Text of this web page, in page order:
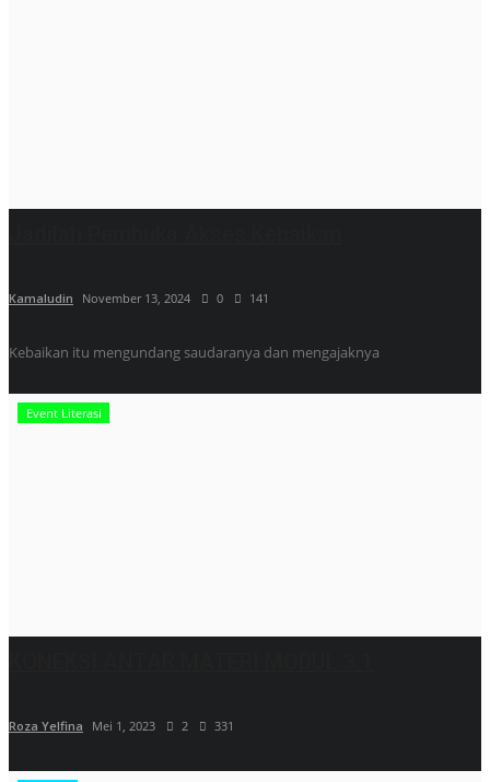
Kamaludin November 13, 2024 0 141
Kebaikan itu mengundang saudaranya dan mengajaknya
Event Literasi
Roza Yelfina Mei 1, 2023 2 331